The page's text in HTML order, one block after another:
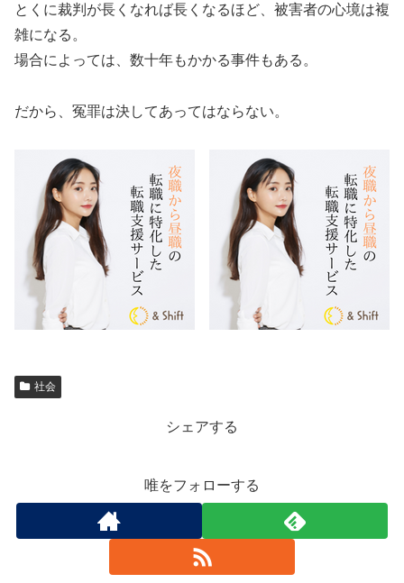
とくに裁判が長くなれば長くなるほど、被害者の心境は複
雑になる。
場合によっては、数十年もかかる事件もある。
だから、冤罪は決してあってはならない。
社会
シェアする
唯をフォローする